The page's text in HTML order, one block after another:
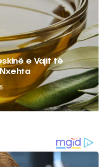
e Vajit të